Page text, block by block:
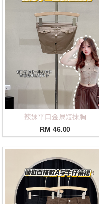
辣妹平口金属短抹胸
RM 46.00